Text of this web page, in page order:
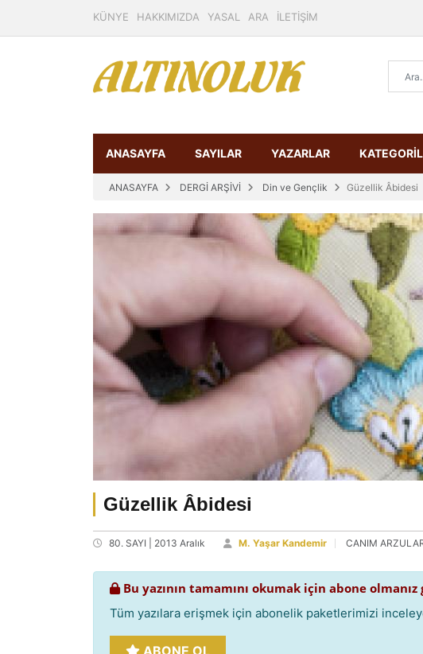
KÜNYE HAKKIMIZDA YASAL ARA İLETİŞİM
ANASAYFA SAYILAR YAZARLAR
ANASAYFA DERGİ ARŞİVİ Din ve Gençlik Güzellik Âbidesi
Güzellik Âbidesi
80. SAYI | 2013 Aralık M. Yaşar Kandemir CANIM
Bu yazının tamamını okumak için abone
Tüm yazılara erişmek için abonelik paketlerimizi
ABONE OL